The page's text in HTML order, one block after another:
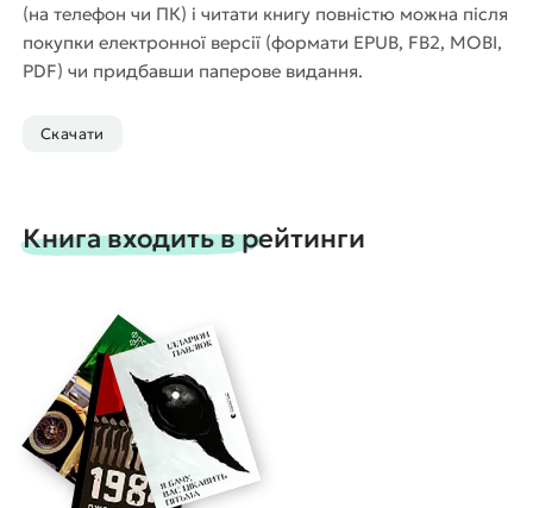
(на телефон чи ПК) і читати книгу повністю можна після
покупки електронної версії (формати EPUB, FB2, MOBI,
PDF) чи придбавши паперове видання.
Скачати
Книга входить в рейтинги